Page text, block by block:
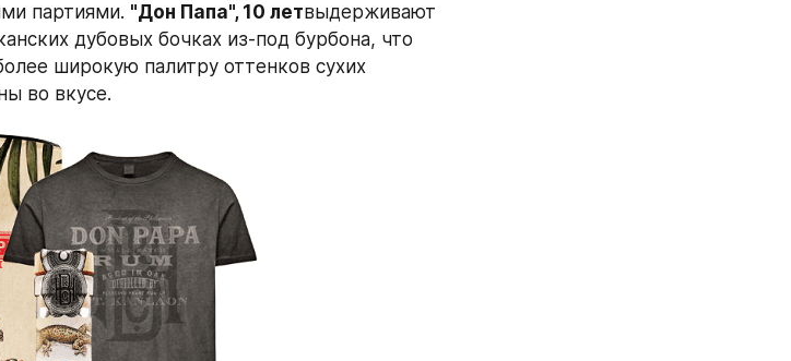
партиями. "Дон Папа", 10 летвыдерживают
дубовых бочках из-под бурбона, что
широкую палитру оттенков сухих
во вкусе.